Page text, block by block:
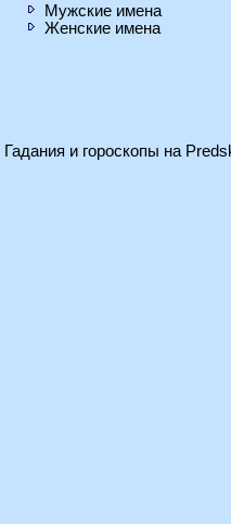
Мужские имена
Женские имена
Гадания и гороскопы на